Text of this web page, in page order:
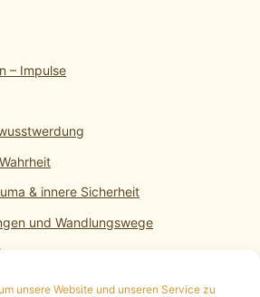
unsere Website und unseren Service zu
– Impulse
& innere Sicherheit
und Wandlungswege